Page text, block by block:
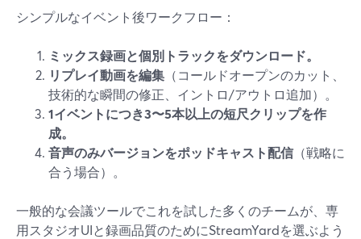
シンプルなイベント後ワークフロー：
ミックス録画と個別トラックをダウンロード。
リプレイ動画を編集 （コールドオープンのカット、
技術的な瞬間の修正、イントロ/アウトロ追加）。
1イベントにつき3〜5本以上の短尺クリップを作
成。
音声のみバージョンをポッドキャスト配信 （戦略に
合う場合）。
一般的な会議ツールでこれを試した多くのチームが、専
用スタジオUIと録画品質のためにStreamYardを選ぶよう